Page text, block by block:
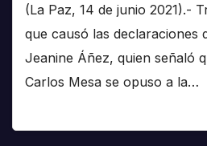
(La Paz, 14 de junio 2021).-
que causó las declaraciones
Jeanine Áñez, quien señaló
Carlos Mesa se opuso a la…